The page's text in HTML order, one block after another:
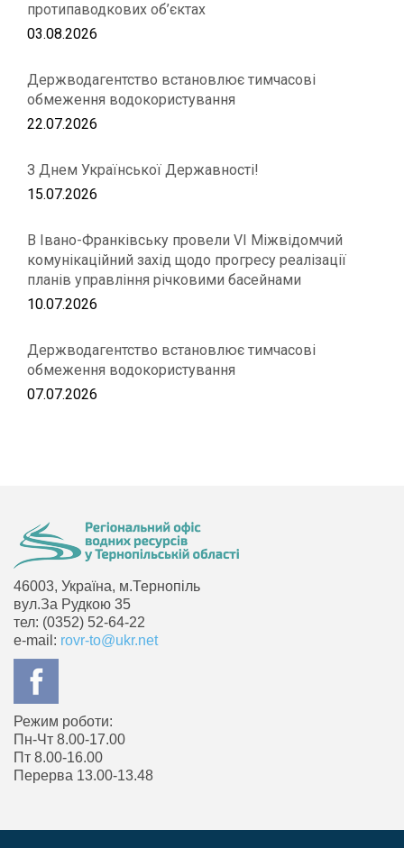
протипаводкових об’єктах
03.08.2026
Держводагентство встановлює тимчасові
обмеження водокористування
22.07.2026
З Днем Української Державності!
15.07.2026
В Івано-Франківську провели VІ Міжвідомчий
комунікаційний захід щодо прогресу реалізації
планів управління річковими басейнами
10.07.2026
Держводагентство встановлює тимчасові
обмеження водокористування
07.07.2026
46003, Україна, м.Тернопіль
вул.За Рудкою 35
тел: (0352) 52-64-22
e-mail: rovr-to@ukr.net
Режим роботи:
Пн-Чт 8.00-17.00
Пт 8.00-16.00
Перерва 13.00-13.48